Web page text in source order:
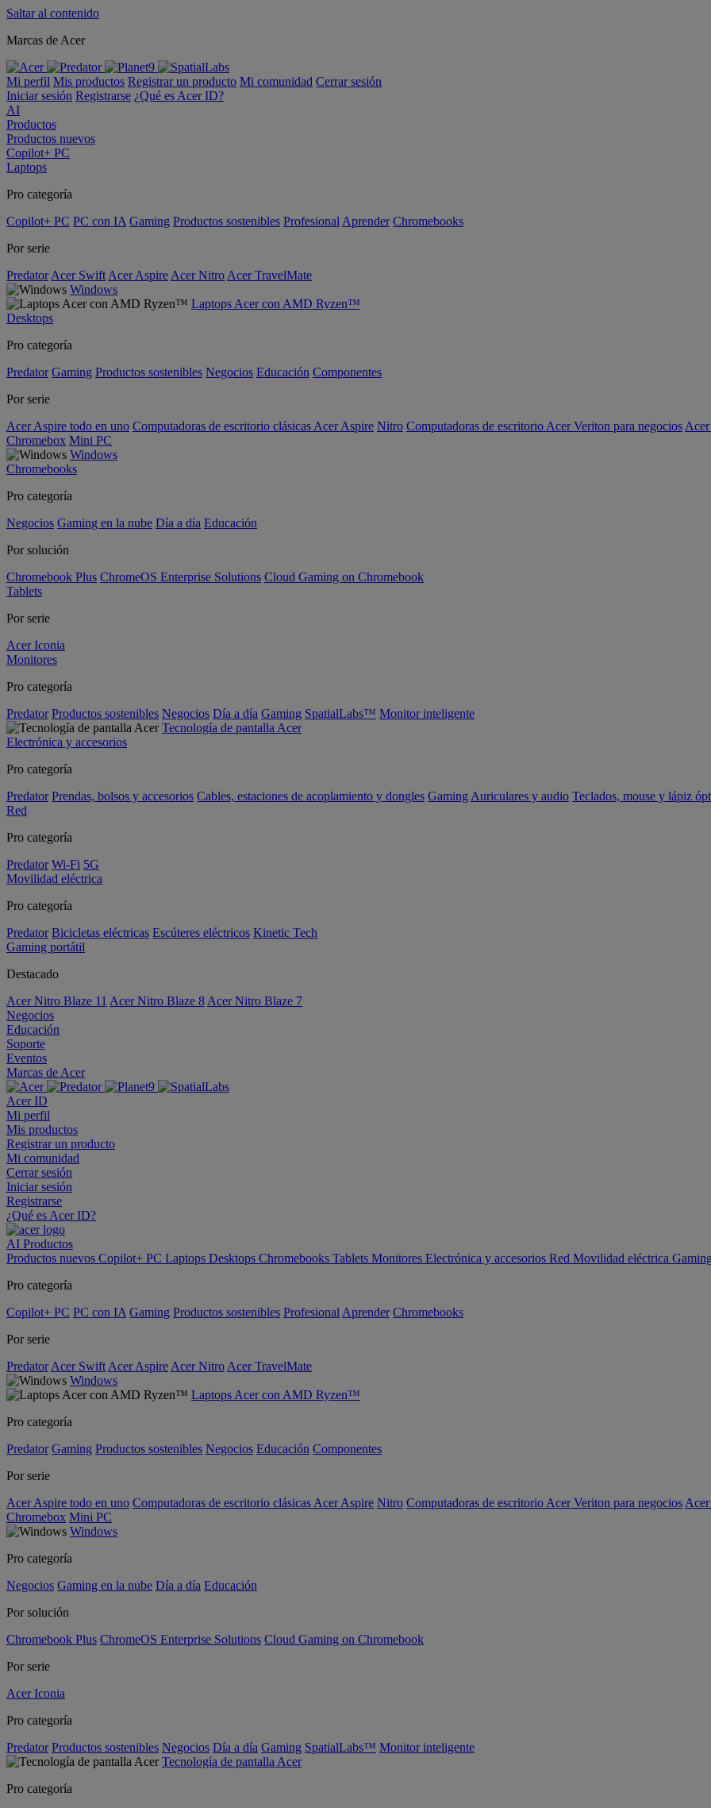
Saltar al contenido
Marcas de Acer
Mi perfil Mis productos Registrar un producto Mi comunidad Cerrar sesión
Iniciar sesión Registrarse ¿Qué es Acer ID?
AI
Productos
Productos nuevos
Copilot+ PC
Laptops
Pro categoría
Copilot+ PC PC con IA Gaming Productos sostenibles Profesional Aprender Chromebooks
Por serie
Predator Acer Swift Acer Aspire Acer Nitro Acer TravelMate
Windows
Laptops Acer con AMD Ryzen™
Desktops
Pro categoría
Predator Gaming Productos sostenibles Negocios Educación Componentes
Por serie
Acer Aspire todo en uno Computadoras de escritorio clásicas Acer Aspire Nitro Computadoras de escritorio Acer Veriton para negocios
Chromebox Mini PC
Windows
Chromebooks
Pro categoría
Negocios Gaming en la nube Día a día Educación
Por solución
Chromebook Plus ChromeOS Enterprise Solutions Cloud Gaming on Chromebook
Tablets
Por serie
Acer Iconia
Monitores
Pro categoría
Predator Productos sostenibles Negocios Día a día Gaming SpatialLabs™ Monitor inteligente
Tecnología de pantalla Acer
Electrónica y accesorios
Pro categoría
Predator Prendas, bolsos y accesorios Cables, estaciones de acoplamiento y dongles Gaming Auriculares y audio Teclados, mouse y lápiz
Red
Pro categoría
Predator Wi-Fi 5G
Movilidad eléctrica
Pro categoría
Predator Bicicletas eléctricas Escúteres eléctricos Kinetic Tech
Gaming portátil
Destacado
Acer Nitro Blaze 11 Acer Nitro Blaze 8 Acer Nitro Blaze 7
Negocios
Educación
Soporte
Eventos
Marcas de Acer
Acer ID
Mi perfil
Mis productos
Registrar un producto
Mi comunidad
Cerrar sesión
Iniciar sesión
Registrarse
¿Qué es Acer ID?
AI Productos
Productos nuevos Copilot+ PC Laptops Desktops Chromebooks Tablets Monitores Electrónica y accesorios Red Movilidad eléctrica
Pro categoría
Copilot+ PC PC con IA Gaming Productos sostenibles Profesional Aprender Chromebooks
Por serie
Predator Acer Swift Acer Aspire Acer Nitro Acer TravelMate
Windows
Laptops Acer con AMD Ryzen™
Pro categoría
Predator Gaming Productos sostenibles Negocios Educación Componentes
Por serie
Acer Aspire todo en uno Computadoras de escritorio clásicas Acer Aspire Nitro Computadoras de escritorio Acer Veriton para negocios
Chromebox Mini PC
Windows
Pro categoría
Negocios Gaming en la nube Día a día Educación
Por solución
Chromebook Plus ChromeOS Enterprise Solutions Cloud Gaming on Chromebook
Por serie
Acer Iconia
Pro categoría
Predator Productos sostenibles Negocios Día a día Gaming SpatialLabs™ Monitor inteligente
Tecnología de pantalla Acer
Pro categoría